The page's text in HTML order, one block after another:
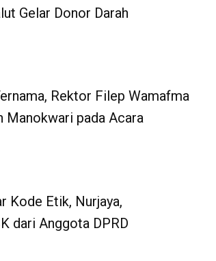
Gelar Donor Darah
Rektor Filep Wamafma
Manokwari pada Acara
Kode Etik, Nurjaya,
dari Anggota DPRD